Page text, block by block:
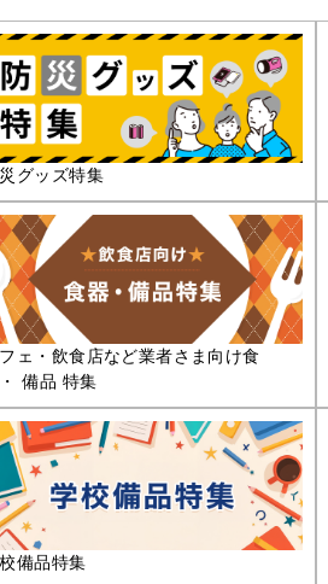
グッズ特集
ェ・飲食店など業者さま向け食
備品 特集
備品特集